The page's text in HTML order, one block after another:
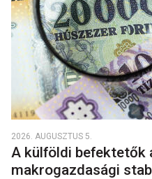
2026. AUGUSZTUS 5.
A külföldi befektetők
makrogazdasági